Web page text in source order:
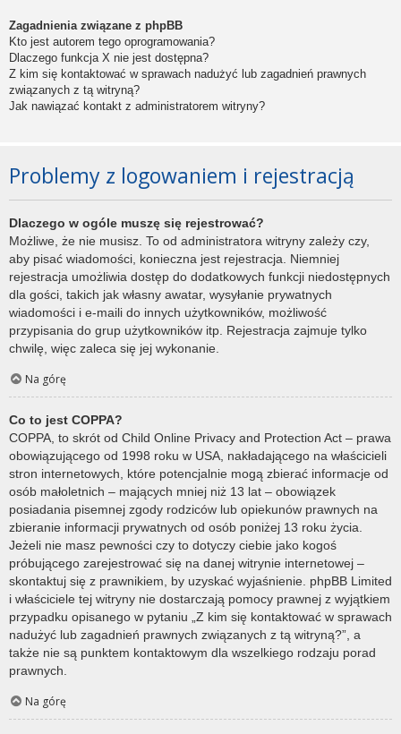
Zagadnienia związane z phpBB
Kto jest autorem tego oprogramowania?
Dlaczego funkcja X nie jest dostępna?
Z kim się kontaktować w sprawach nadużyć lub zagadnień prawnych
związanych z tą witryną?
Jak nawiązać kontakt z administratorem witryny?
Problemy z logowaniem i rejestracją
Dlaczego w ogóle muszę się rejestrować?
Możliwe, że nie musisz. To od administratora witryny zależy czy,
aby pisać wiadomości, konieczna jest rejestracja. Niemniej
rejestracja umożliwia dostęp do dodatkowych funkcji niedostępnych
dla gości, takich jak własny awatar, wysyłanie prywatnych
wiadomości i e-maili do innych użytkowników, możliwość
przypisania do grup użytkowników itp. Rejestracja zajmuje tylko
chwilę, więc zaleca się jej wykonanie.
Na górę
Co to jest COPPA?
COPPA, to skrót od Child Online Privacy and Protection Act – prawa
obowiązującego od 1998 roku w USA, nakładającego na właścicieli
stron internetowych, które potencjalnie mogą zbierać informacje od
osób małoletnich – mających mniej niż 13 lat – obowiązek
posiadania pisemnej zgody rodziców lub opiekunów prawnych na
zbieranie informacji prywatnych od osób poniżej 13 roku życia.
Jeżeli nie masz pewności czy to dotyczy ciebie jako kogoś
próbującego zarejestrować się na danej witrynie internetowej –
skontaktuj się z prawnikiem, by uzyskać wyjaśnienie. phpBB Limited
i właściciele tej witryny nie dostarczają pomocy prawnej z wyjątkiem
przypadku opisanego w pytaniu „Z kim się kontaktować w sprawach
nadużyć lub zagadnień prawnych związanych z tą witryną?”, a
także nie są punktem kontaktowym dla wszelkiego rodzaju porad
prawnych.
Na górę